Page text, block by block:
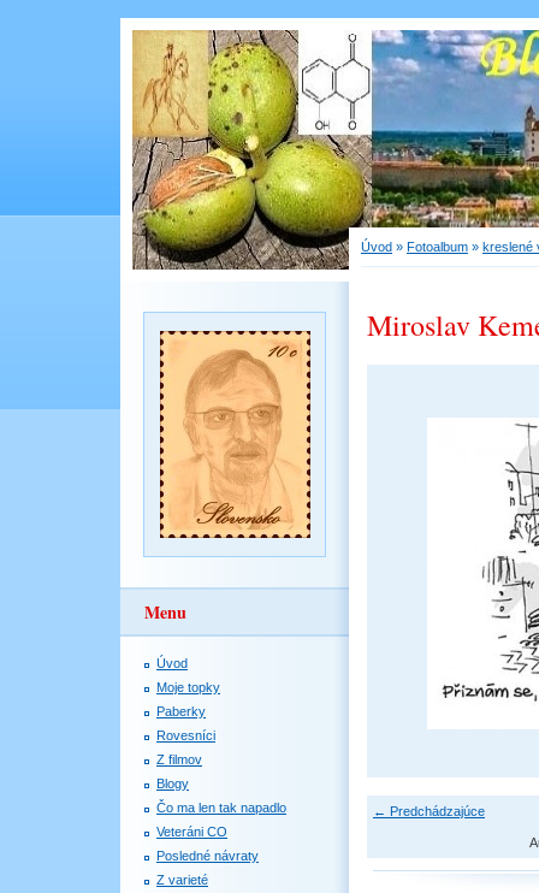
Menu
Úvod
Moje topky
Paberky
Rovesníci
Z filmov
Blogy
Čo ma len tak napadlo
Veteráni CO
Posledné návraty
Z varieté
Úvod » Fotoalbum » kreslené
Miroslav
← Predchádzajúce